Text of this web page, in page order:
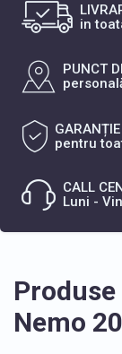
in
PUNCT
GARANȚIE
pentru
CALL
Luni -
Nemo